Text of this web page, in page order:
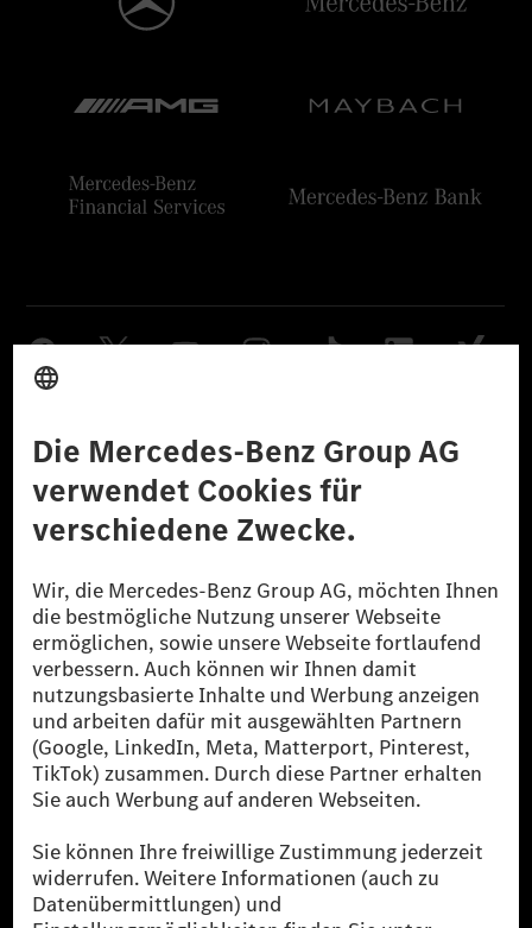
Datenschutz Lizenzhinweise Dritter Barrierefreiheit
© 2026 Mercedes-Benz Group AG. Alle Rechte vorbehalten.
[1] Bilanziell CO₂-neutral bedeutet, dass nicht vermiedene oder nicht
reduzierte CO₂-Emissionen bei der Mercedes-Benz Group durch
zertifizierte Ausgleichsprojekte kompensiert werden.
[2] Renewable Charging ist ein integraler Bestandteil von MB.CHARGE
Public in Europa, den USA, Kanada und China. Sofern an der jeweiligen
Ladestation noch kein Strom aus erneuerbaren Energien vorliegt,
verwendet Renewable Charging Grünstromzertifikate*. Diese stellen
sicher, dass für Ladevorgänge über MB.CHARGE Public eine äquivalente
Strommenge aus erneuerbaren Energien ins Stromnetz eingespeist wird.
als sechs Jahre sind.
* Inkl. EKOenergy Ökolabel
* Die angegebenen Werte wurden nach dem vorgeschriebenen
Messverfahren WLTP (Worldwide harmonised Light vehicles Test